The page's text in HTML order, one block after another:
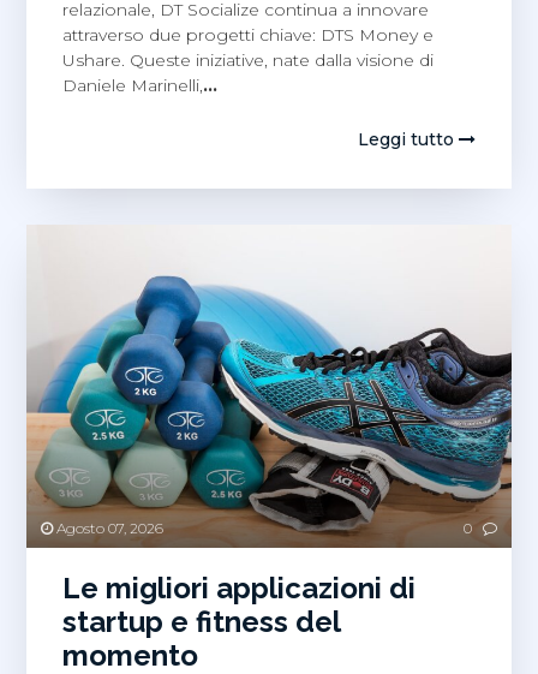
relazionale, DT Socialize continua a innovare
attraverso due progetti chiave: DTS Money e
Ushare. Queste iniziative, nate dalla visione di
Daniele Marinelli,…
Leggi tutto
Agosto 07, 2026 0
​​Le migliori applicazioni di
startup e fitness del
momento